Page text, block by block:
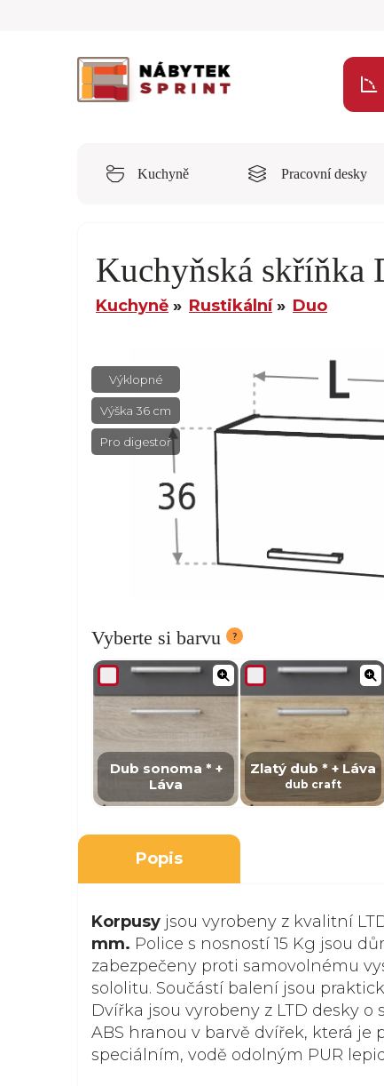
Kuchyně Pracovní desky
Kuchyňská skříňka
Kuchyně Rustikální Duo
Výklopné
Výška 36 cm
Pro digestoř
Vyberte si barvu
Dub sonoma * +
Láva
Zlatý dub * + Láva
dub craft
Popis
Korpusy jsou vyrobeny z kvalitní
mm. Police s nosností 15 Kg jsou
zabezpečeny proti samovolnému
sololitu. Součástí balení jsou
Dvířka jsou vyrobeny z LTD desky o
ABS hranou v barvě dvířek, která je
speciálním, vodě odolným PUR